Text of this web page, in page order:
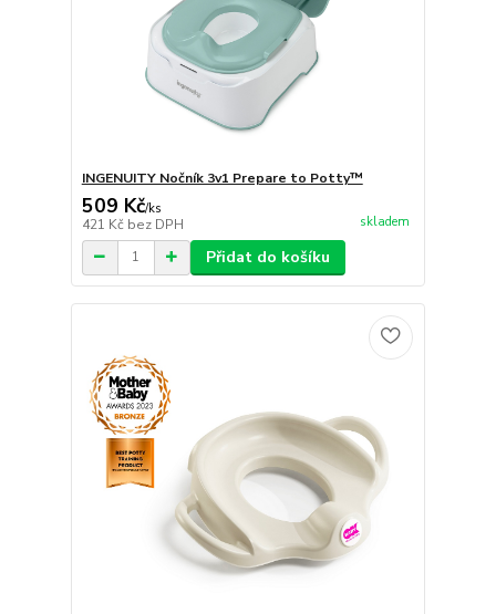
INGENUITY Nočník 3v1 Prepare to Potty™
509 Kč/ks
421 Kč bez DPH skladem
Přidat do košíku